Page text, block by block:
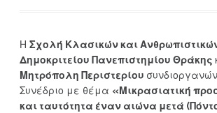
Η Σχολή Κλασικών και
Δημοκριτείου Πανεπιστημίου Θράκης
Μητρόπολη Περιστερίου
Συνέδριο με θέμα «Μικρασιατική
και ταυτότητα έναν αιώνα μετά